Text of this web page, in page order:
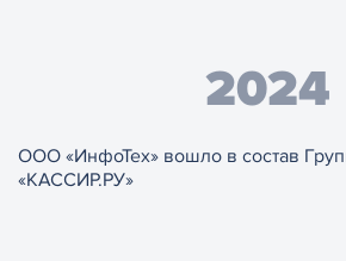
2024
ООО «ИнфоТех» вошло в состав
«КАССИР.РУ»